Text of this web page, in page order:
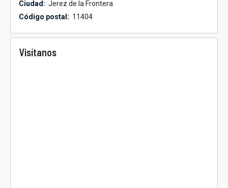
Ciudad: Jerez de la Frontera
Código postal: 11404
Visítanos